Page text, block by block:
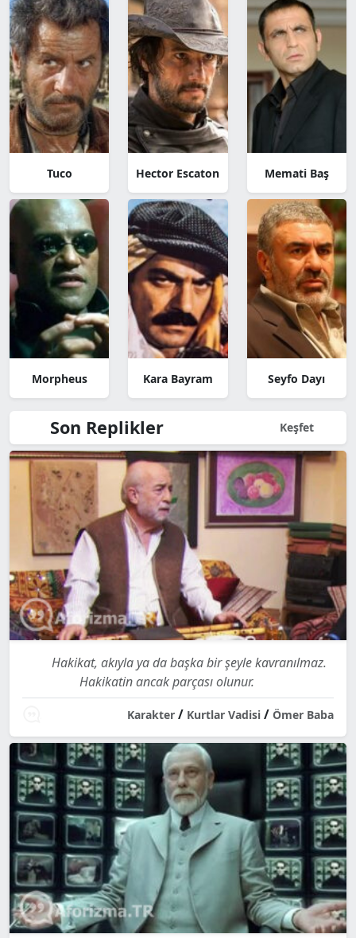
Tuco Hector Escaton Memati Baş
Morpheus Kara Bayram Seyfo Dayı
Son Replikler Keşfet
Hakikat, akıyla ya da başka bir şeyle kavranılmaz.
Hakikatin ancak parçası olunur.
Karakter / Kurtlar Vadisi / Ömer Baba